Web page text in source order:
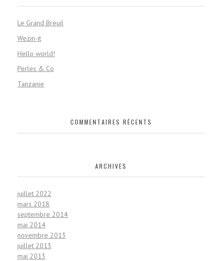
Le Grand Breuil
Wezin-it
Hello world!
Perles & Co
Tanzanie
COMMENTAIRES RÉCENTS
ARCHIVES
juillet 2022
mars 2018
septembre 2014
mai 2014
novembre 2013
juillet 2013
mai 2013